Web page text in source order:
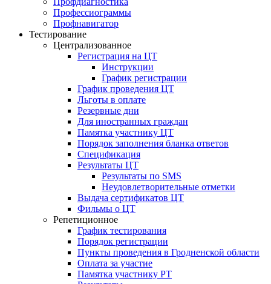
Профессиограммы
Профнавигатор
Тестирование
Централизованное
Регистрация на ЦТ
Инструкции
График регистрации
График проведения ЦТ
Льготы в оплате
Резервные дни
Для иностранных граждан
Памятка участнику ЦТ
Порядок заполнения бланка ответов
Спецификация
Результаты ЦТ
Результаты по SMS
Неудовлетворительные отметки
Выдача сертификатов ЦТ
Фильмы о ЦТ
Репетиционное
График тестирования
Порядок регистрации
Пункты проведения в Гродненской области
Оплата за участие
Памятка участнику РТ